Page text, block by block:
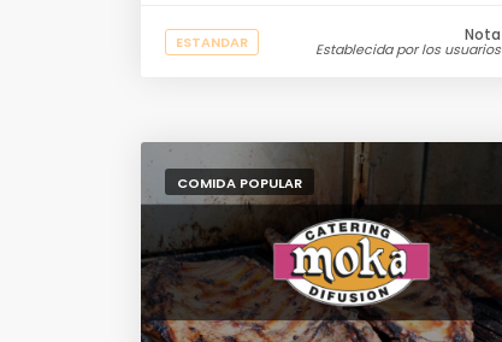
ESTANDAR Nota
Establecida por los usuarios
COMIDA POPULAR